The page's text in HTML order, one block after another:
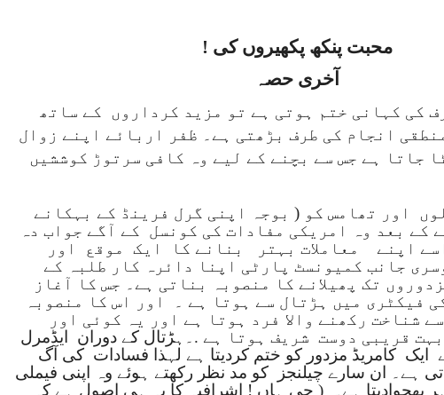
محبت پنکھ پکھیروں کی !
آخری حصہ
کی کہانی ختم ہوتی ہے تو مزید کرداروں
کے ساتھ
انجام کی طرف بڑھتی ہے۔ ظفر اربائے اپنے زوال
جاتا ہے جس سے بچنے کے لیے وہ کافی سرتوڑ کوششیں
اور تھامس کو ( بوجہ اپنی گرل فرینڈ کے بہکانے
کے بعد وہ امریکی مفادات کی کونسل
کے آگے جواب دہ
اپنے معاملات بہتر بنانے کا ایک موقع
اور
جانب کمیونسٹ پارٹی اپنا دائرہ کار طلبہ کے
تک پھیلانے کا منصوبہ بناتی ہے۔ جس کا آغاز
فیکٹری میں ہڑتال سے ہوتا ہے ۔
اور اس کا منصوبہ
شناخت رکھنے والا فرد ہوتا ہے اور یہ کوئی اور
قریبی دوست شریف ہوتا ہے .۔ہڑتال کے دوران
ایڈمرل
ایک کامریڈ مزدور کو ختم کردیتا ہے لہذا فسادات کی آگ
ہے۔ ان سارے چیلنجز
کو مد نظر رکھتے ہوئے وہ اپنی فیملی
بھجوادیتا ہے۔
( جی ہاں ! اشرافیہ کا یہ ہی اصول ہے کہ